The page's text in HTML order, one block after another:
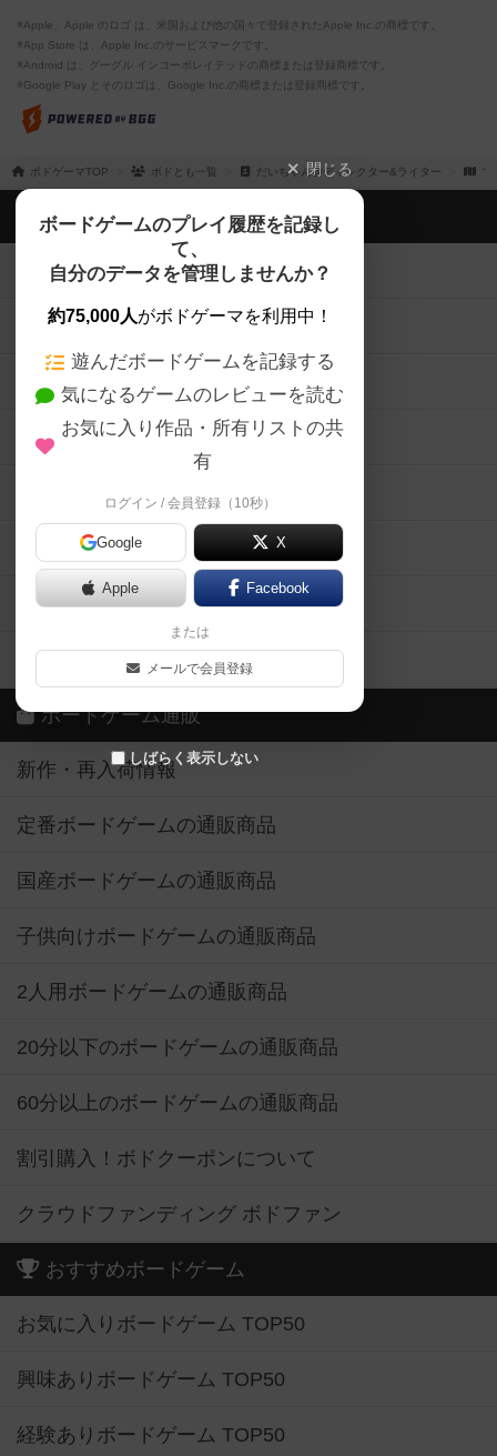
※Apple、Apple のロゴ は、米国および他の国々で登録されたApple Inc.の商標です。
※App Store は、Apple Inc.のサービスマークです。
※Android は、グーグル インコーポレイテッドの商標または登録商標です。
※Google Play とそのロゴは、Google Inc.の商標または登録商標です。
ボドゲーマTOP ボドとも一覧 だいちゃん@ディレクター&ライター マ
閉じる
ボードゲームのプレイ履歴を記録し
て、
自分のデータを管理しませんか？
約75,000人がボドゲーマを利用中！
遊んだボードゲームを記録する
気になるゲームのレビューを読む
お気に入り作品・所有リストの共
有
ログイン / 会員登録（10秒）
Google X
Apple Facebook
または
メールで会員登録
しばらく表示しない
ボドゲーマTOP
ボードゲームを検索する
ボードゲームの新着レビュー
ボードゲーム会情報
メカニクス特集
掲示板・トピックス
ボドとも・会員一覧
ボードゲーム業界コラム
ボドゲーマご利用案内
ボードゲーム通販
新作・再入荷情報
定番ボードゲームの通販商品
国産ボードゲームの通販商品
子供向けボードゲームの通販商品
2人用ボードゲームの通販商品
20分以下のボードゲームの通販商品
60分以上のボードゲームの通販商品
割引購入！ボドクーポンについて
クラウドファンディング ボドファン
おすすめボードゲーム
お気に入りボードゲーム TOP50
興味ありボードゲーム TOP50
経験ありボードゲーム TOP50